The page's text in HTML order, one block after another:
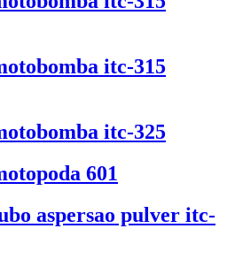
itc-315
itc-325
601
aspersao pulver itc-